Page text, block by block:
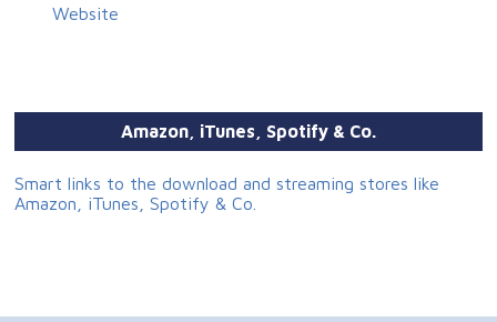
Website
Amazon, iTunes, Spotify & Co.
Smart links to the download and streaming stores like
Amazon, iTunes, Spotify & Co.